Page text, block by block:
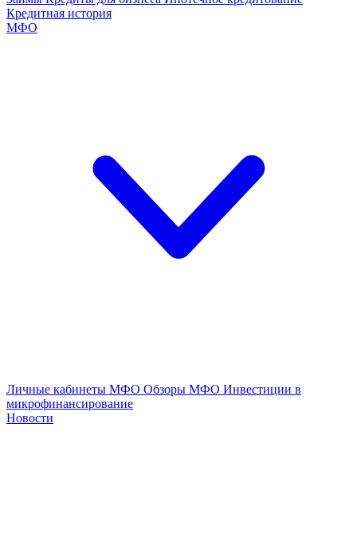
Кредитная история
МФО
Личные кабинеты МФО Обзоры МФО Инвестиции в
микрофинансирование
Новости